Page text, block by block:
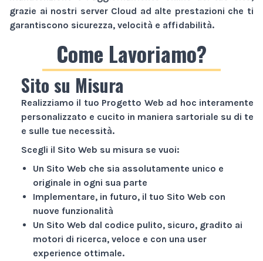
grazie ai nostri server Cloud ad alte prestazioni che ti
garantiscono sicurezza, velocità e affidabilità.
Come Lavoriamo?
Sito su Misura
Realizziamo il tuo Progetto Web ad hoc interamente
personalizzato e cucito in maniera sartoriale su di te
e sulle tue necessità.
Scegli il Sito Web su misura se vuoi:
Un Sito Web che sia assolutamente unico e
originale in ogni sua parte
Implementare, in futuro, il tuo Sito Web con
nuove funzionalità
Un Sito Web dal codice pulito, sicuro, gradito ai
motori di ricerca, veloce e con una user
experience ottimale.